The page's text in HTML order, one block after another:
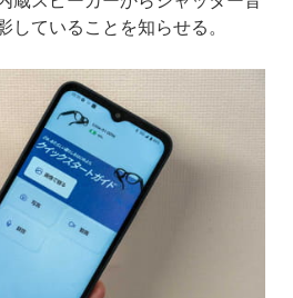
していることを知らせる。